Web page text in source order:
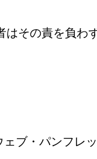
その責を負わ
ブ・パンフレ